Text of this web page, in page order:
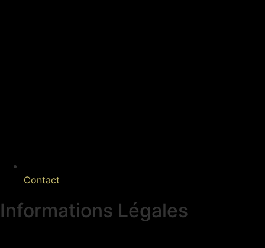
Contact
Informations Légales